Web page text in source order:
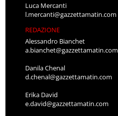
Luca Mercanti
l.mercanti@gazzettamatin.com
REDAZIONE
Alessandro Bianchet
a.bianchet@gazzettamatin.com
Danila Chenal
d.chenal@gazzettamatin.com
Erika David
e.david@gazzettamatin.com